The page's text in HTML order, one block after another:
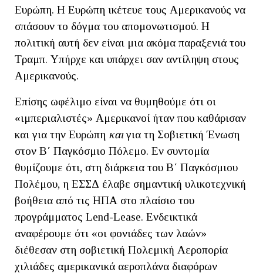
Ευρώπη. Η Ευρώπη ικέτευε τους Αμερικανούς να
σπάσουν το δόγμα του απομονωτισμού. Η
πολιτική αυτή δεν είναι μια ακόμα παραξενιά του
Τραμπ. Υπήρχε και υπάρχει σαν αντίληψη στους
Αμερικανούς.
Επίσης ωφέλιμο είναι να θυμηθούμε ότι οι
«ιμπεριαλιστές» Αμερικανοί ήταν που καθάρισαν
και για την Ευρώπη καιγια τη Σοβιετική Ένωση
στον Β΄ Παγκόσμιο Πόλεμο. Εν συντομία
θυμίζουμε ότι, στη διάρκεια του Β΄ Παγκόσμιου
Πολέμου, η ΕΣΣΔ έλαβε σημαντική υλικοτεχνική
βοήθεια από τις ΗΠΑ στο πλαίσιο του
προγράμματος Lend-Lease. Ενδεικτικά
αναφέρουμε ότι «οι φονιάδες των λαών»
διέθεσαν στη σοβιετική Πολεμική Αεροπορία
χιλιάδες αμερικανικά αεροπλάνα διαφόρων